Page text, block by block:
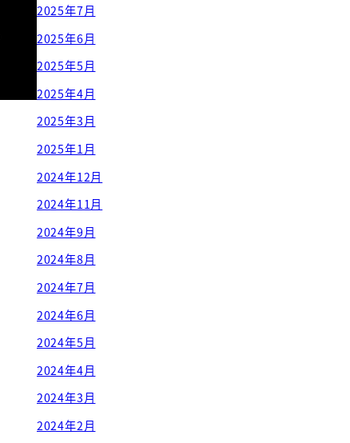
2025年7月
2025年6月
2025年5月
2025年4月
2025年3月
2025年1月
2024年12月
2024年11月
2024年9月
2024年8月
2024年7月
2024年6月
2024年5月
2024年4月
2024年3月
2024年2月